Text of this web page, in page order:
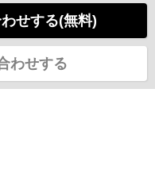
せする(無料)
わせする